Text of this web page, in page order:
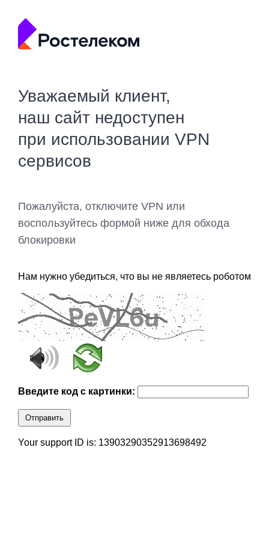
Уважаемый клиент,
наш сайт недоступен
при использовании VPN
сервисов
Пожалуйста, отключите VPN или
воспользуйтесь формой ниже для обхода
блокировки
Нам нужно убедиться, что вы не являетесь роботом
Введите код с картинки:
Отправить
Your support ID is: 13903290352913698492